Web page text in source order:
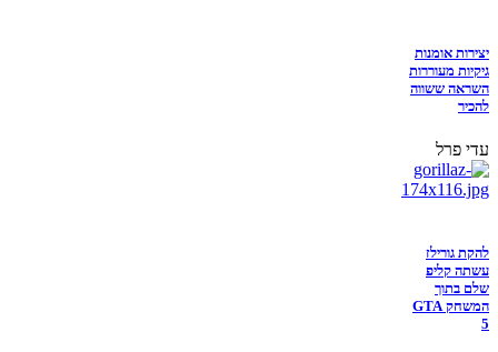
יצירות אומנות
גיקיות מעוררות
השראה ששווה
להכיר
עדי פרל
להקת גורילז
עשתה קליפ
שלם בתוך
המשחק GTA
5